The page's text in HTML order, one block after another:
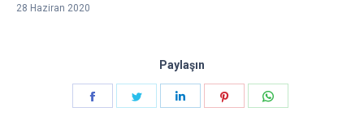
28 Haziran 2020
Paylaşın
Paylaşın Paylaşın Paylaşın Paylaşın